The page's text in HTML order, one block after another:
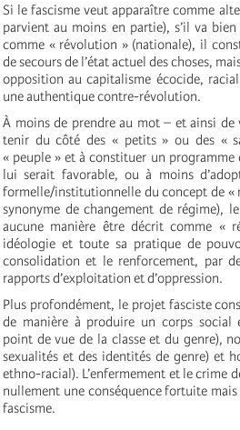
Si le fascisme veut apparaître comme
parvient au moins en partie), s’il va bien
comme « révolution » (nationale), il
de secours de l’état actuel des choses,
opposition au capitalisme écocide,
une authentique contre-révolution.
À moins de prendre au mot – et ainsi de
tenir du côté des « petits » ou des «
« peuple » et à constituer un
lui serait favorable, ou à moins
formelle/institutionnelle du concept de «
synonyme de changement de régime),
aucune manière être décrit comme «
idéologie et toute sa pratique de
consolidation et le renforcement, par
rapports d’exploitation et d’oppression.
Plus profondément, le projet fasciste
de manière à produire un corps social
point de vue de la classe et du genre),
sexualités et des identités de genre) et
ethno-racial). L’enfermement et le crime
nullement une conséquence fortuite
fascisme.